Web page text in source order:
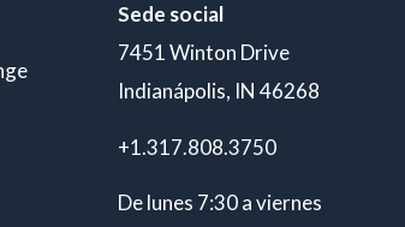
Sede social
7451 Winton Drive
Indianápolis, IN 46268
+1.317.808.3750
De lunes 7:30 a viernes